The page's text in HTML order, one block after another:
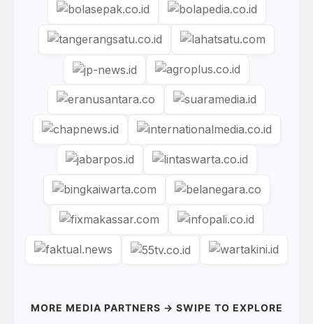
MORE MEDIA PARTNERS → SWIPE TO EXPLORE